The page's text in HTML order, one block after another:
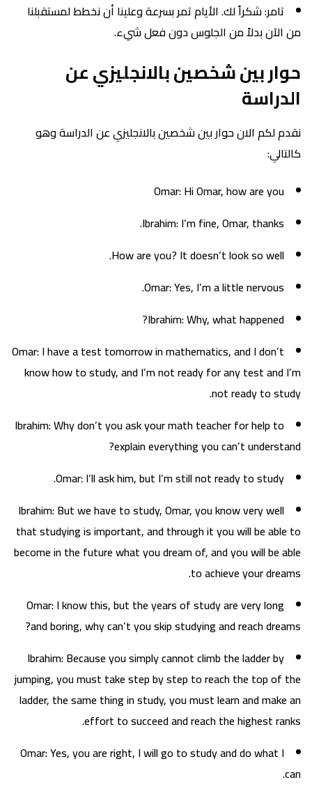
تامر: شكراً لك. الأيام تمر بسرعة وعلينا أن نخطط لمستقبلنا
من الآن بدلاً من الجلوس دون فعل شيء.
حوار بين شخصين بالانجليزي عن
الدراسة
نقدم لكم الان حوار بين شخصين بالانجليزي عن الدراسة وهو
كالتالي:
Omar: Hi Omar, how are you
Ibrahim: I’m fine, Omar, thanks.
How are you? It doesn’t look so well.
Omar: Yes, I’m a little nervous.
Ibrahim: Why, what happened?
Omar: I have a test tomorrow in mathematics, and I don’t
know how to study, and I’m not ready for any test and I’m
not ready to study.
Ibrahim: Why don’t you ask your math teacher for help to
explain everything you can’t understand?
Omar: I’ll ask him, but I’m still not ready to study.
Ibrahim: But we have to study, Omar, you know very well
that studying is important, and through it you will be able to
become in the future what you dream of, and you will be able
to achieve your dreams.
Omar: I know this, but the years of study are very long
and boring, why can’t you skip studying and reach dreams?
Ibrahim: Because you simply cannot climb the ladder by
jumping, you must take step by step to reach the top of the
ladder, the same thing in study, you must learn and make an
effort to succeed and reach the highest ranks.
Omar: Yes, you are right, I will go to study and do what I
can.